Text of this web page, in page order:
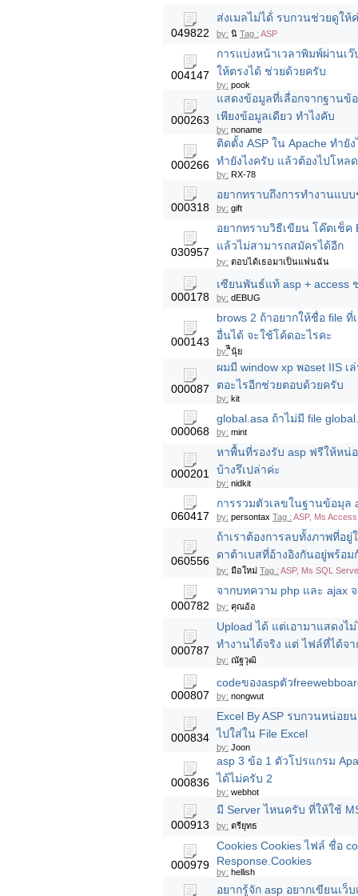
049822
ส่งเมลไม่ได้่ รบกวนช่วยดูให้
by: นิ Tag : ASP
004147
การแบ่งหน้าเวลาพิมพ์ผ่านเ
ให้ตรงได้ ช่วยด้วยครับ
by: pook
000263
แสดงข้อมูลที่เลื่อกจากฐานข้
เพียงข้อมูลเดียว ทำไงคับ
by: noname
000266
ติดตั้ง ASP ใน Apache ทำยั
ทำยังไงครับ แล้วต้องไปโหล
by: RX-78
000318
อยากทราบถึงการทำงานแบ
by: gift
030957
อยากทราบวิธีเขียน โค๊ตเช็ค
แล้วไม่สามารถสมัครได้อีก
by: ตอบได้เธอมาเป็นแฟนฉัน
000178
เซียนพันธ์แท้ asp + access
by: dEBUG
000143
brows 2 ถ้าอยากให้ชื่อ file
อื่นได้ จะใช้โค้ดอะไรคะ
by: ืีนุ้ย
000087
ผมมี window xp พอset IIS เ
ตอะไรอีกช่วยตอบด้วยครับ
by: kit
000068
global.asa ถ้าไม่มี file
by: mint
000201
หาพื้นที่รองรับ asp ฟรีให้หน่
บ้างรึเปล่าค่ะ
by: nidkit
060417
การรวมตัวเลขในฐานข้อมุล
by: persontax Tag : ASP, Ms
060556
ถ้าเราต้องการลบทั้งภาพที่อ
ดาต้าเบสที่อ้างอิงกันอยู่พร้อ
by: มือใหม่ Tag : ASP, Ms SQL
000782
จากบทความ php และ ajax
by: คุณอ้อ
000787
Upload ได้ แต่เอามาแสดง
ทำงานได้จริง แต่ ไฟล์ที่ได้จ
by: ณัฐวุฒิ
000807
codeของaspตัว
by: nongwut
000834
Excel By ASP รบกวนหน่อย
ไปใส่ใน File Excel
by: Joon
000836
asp 3 ข้อ 1 ตัวโปรแกรม
ได้ไม่ครับ 2
by: webhot
000913
มี Server ไหนครับ ที่ให้ใช้
by: ตรียุทธ
000979
Cookies Cookies ไฟล์ ชื่อ
Response.Cookies
by: hellish
อยากรู้จัก asp อยากเขียนเว็